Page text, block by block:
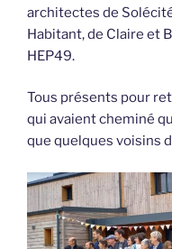
architectes de
Habitant, de Claire et
HEP49.
Tous présents pour
qui avaient cheminé
que quelques voisins